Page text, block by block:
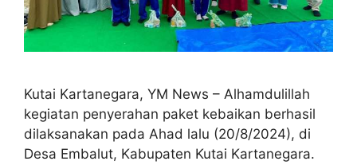
Kutai Kartanegara, YM News – Alhamdulillah
kegiatan penyerahan paket kebaikan berhasil
dilaksanakan pada Ahad lalu (20/8/2024), di
Desa Embalut, Kabupaten Kutai Kartanegara.